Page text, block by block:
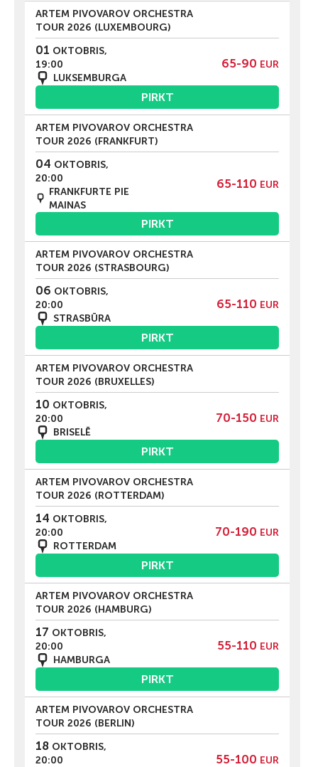
ARTEM PIVOVAROV ORCHESTRA
TOUR 2026 (LUXEMBOURG)
01 OKTOBRIS,
19:00
LUKSEMBURGA
65-90 EUR
PIRKT
ARTEM PIVOVAROV ORCHESTRA
TOUR 2026 (FRANKFURT)
04 OKTOBRIS,
20:00
FRANKFURTE PIE
MAINAS
65-110 EUR
PIRKT
ARTEM PIVOVAROV ORCHESTRA
TOUR 2026 (STRASBOURG)
06 OKTOBRIS,
20:00
STRASBŪRA
65-110 EUR
PIRKT
ARTEM PIVOVAROV ORCHESTRA
TOUR 2026 (BRUXELLES)
10 OKTOBRIS,
20:00
BRISELĒ
70-150 EUR
PIRKT
ARTEM PIVOVAROV ORCHESTRA
TOUR 2026 (ROTTERDAM)
14 OKTOBRIS,
20:00
ROTTERDAM
70-190 EUR
PIRKT
ARTEM PIVOVAROV ORCHESTRA
TOUR 2026 (HAMBURG)
17 OKTOBRIS,
20:00
HAMBURGA
55-110 EUR
PIRKT
ARTEM PIVOVAROV ORCHESTRA
TOUR 2026 (BERLIN)
18 OKTOBRIS,
20:00
55-100 EUR